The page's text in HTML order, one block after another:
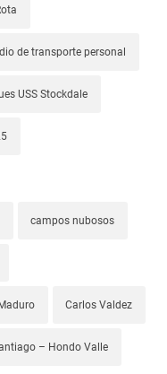
de transporte personal
USS Stockdale
campos nubosos
Carlos Valdez
– Hondo Valle